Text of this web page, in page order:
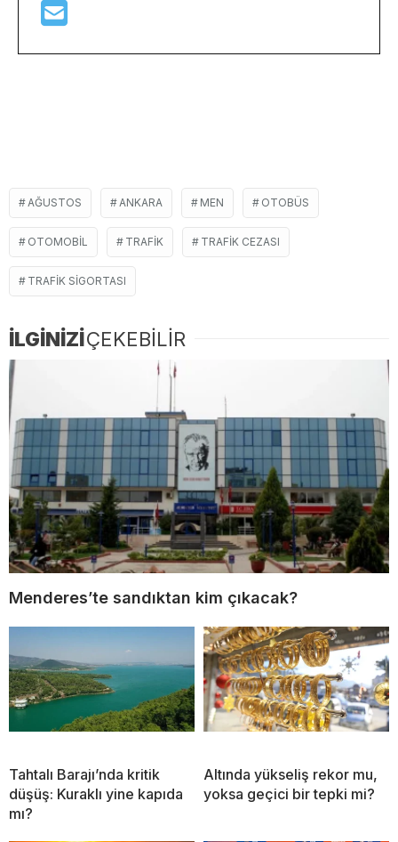
AĞUSTOS ANKARA MEN OTOBÜS
OTOMOBIL TRAFIK TRAFIK CEZASI
TRAFIK SIGORTASI
İLGİNİZİÇEKEBİLİR
Menderes’te sandıktan kim çıkacak?
Tahtalı Barajı’nda kritik
düşüş: Kuraklı yine kapıda
mı?
Altında yükseliş rekor mu,
yoksa geçici bir tepki mi?